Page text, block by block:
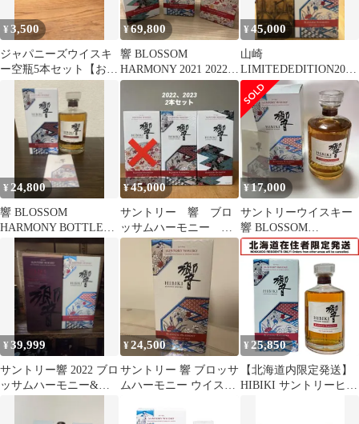
¥3,500
ジャパニーズウイスキ
ー空瓶5本セット【おま
¥69,800
響 BLOSSOM
HARMONY 2021 2022
2023 3本セット
¥45,000
山崎
LIMITEDEDITION2022
響BLOSSOM
HARMONY2022
¥ 24,800
響 BLOSSOM
HARMONY BOTTLED
IN 2022 M1175
¥45,000
サントリー 響 ブロ
ッサムハーモニー
2022 2023 2本セット
¥17,000
サントリーウイスキー
響 BLOSSOM
HARMONY 2022
¥39,999
サントリー響 2022 ブロ
ッサムハーモニー&ブ
¥24,500
サントリー 響 ブロッサ
ムハーモニー ウイスキ
¥ 25,850
【北海道内限定発送】
HIBIKI サントリーヒビ